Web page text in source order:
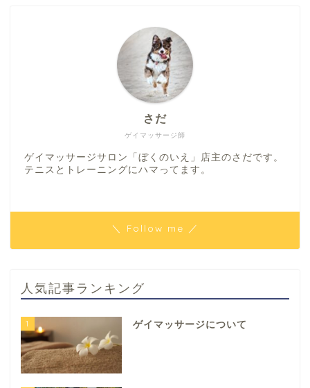
ゲイマッサージ師
さだ
ゲイマッサージサロン「ぼくのいえ」店主のさだです。
テニスとトレーニングにハマってます。
＼ Follow me ／
人気記事ランキング
1 ゲイマッサージについて